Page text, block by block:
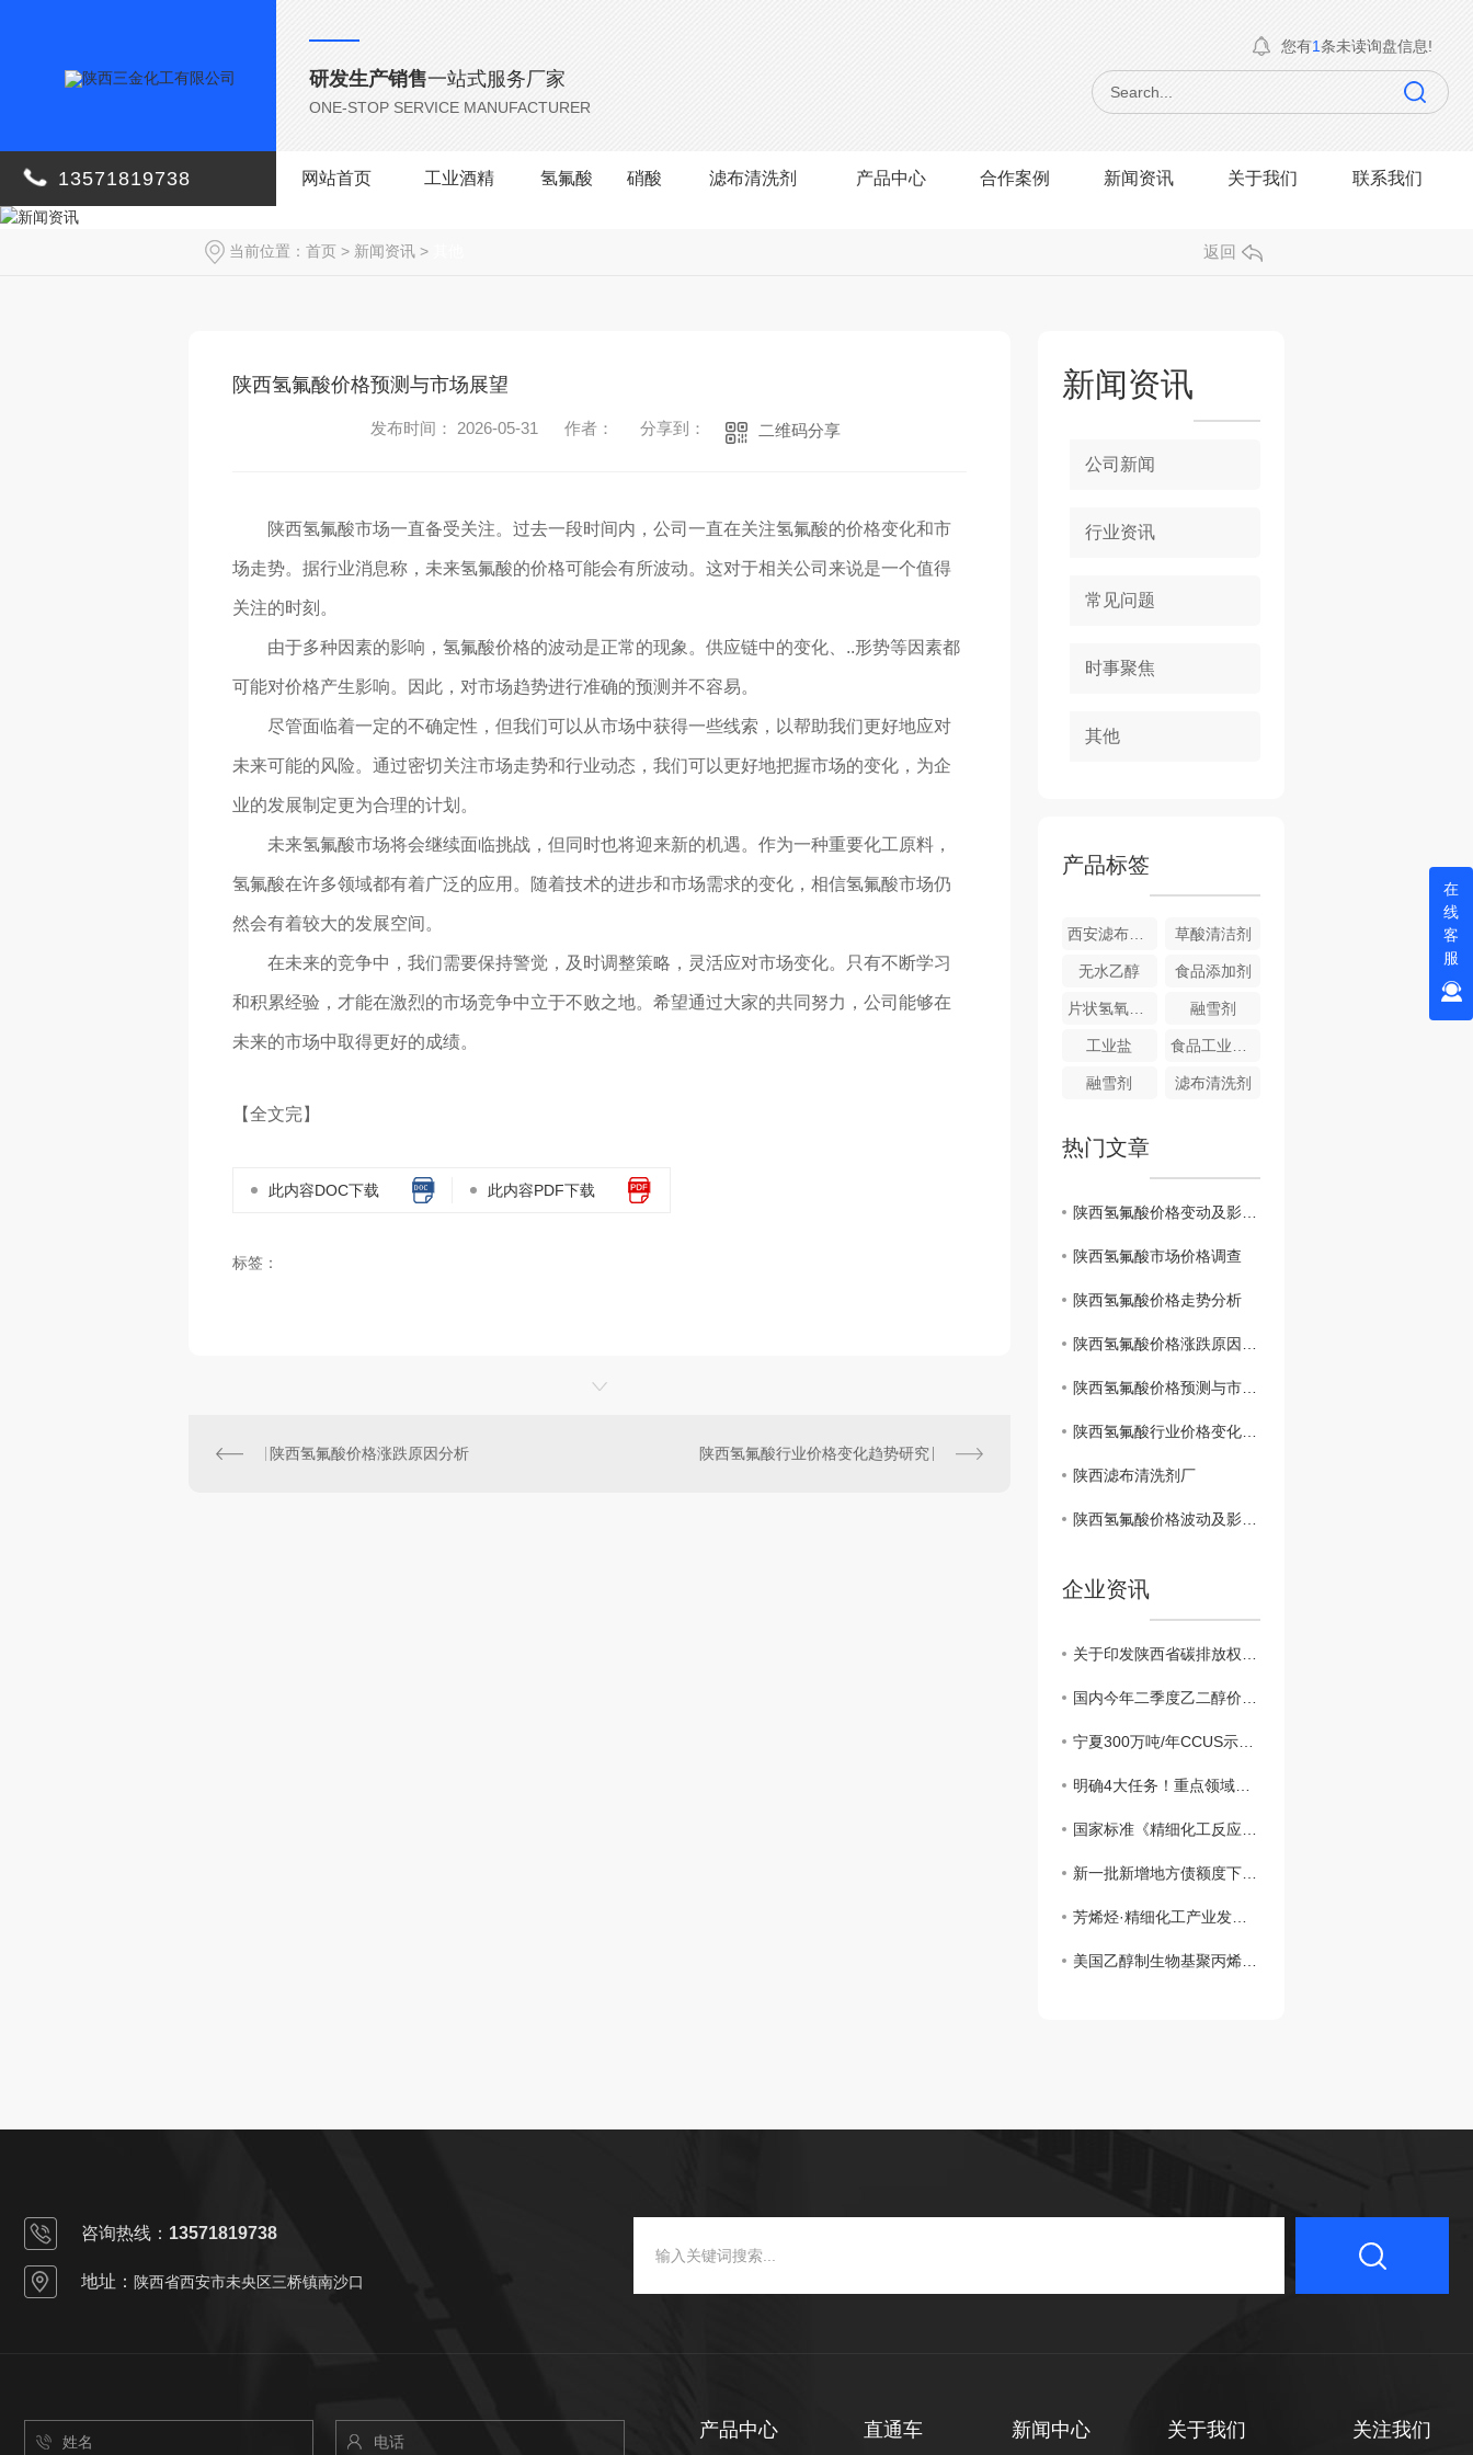
研发生产销售一站式服务厂家
ONE-STOP SERVICE MANUFACTURER
您有1条未读询盘信息!
13571819738 网站首页 工业酒精 氢氟酸 硝酸 滤布清洗剂 产品中心 合作案例 新闻资讯 关于我们 联系我们
当前位置： 首页 > 新闻资讯 > 返回
陕西氢氟酸价格预测与市场展望
发布时间： 2026-05-31 作者： 分享到： 二维码分享
陕西氢氟酸市场一直备受关注。过去一段时间内，公司一直在关注氢氟酸的价格变化和市
场走势。据行业消息称，未来氢氟酸的价格可能会有所波动。这对于相关公司来说是一个值得
关注的时刻。
由于多种因素的影响，氢氟酸价格的波动是正常的现象。供应链中的变化、..形势等因素都
可能对价格产生影响。因此，对市场趋势进行准确的预测并不容易。
尽管面临着一定的不确定性，但我们可以从市场中获得一些线索，以帮助我们更好地应对
未来可能的风险。通过密切关注市场走势和行业动态，我们可以更好地把握市场的变化，为企
业的发展制定更为合理的计划。
未来氢氟酸市场将会继续面临挑战，但同时也将迎来新的机遇。作为一种重要化工原料，
氢氟酸在许多领域都有着广泛的应用。随着技术的进步和市场需求的变化，相信氢氟酸市场仍
然会有着较大的发展空间。
在未来的竞争中，我们需要保持警觉，及时调整策略，灵活应对市场变化。只有不断学习
和积累经验，才能在激烈的市场竞争中立于不败之地。希望通过大家的共同努力，公司能够在
未来的市场中取得更好的成绩。
【全文完】
此内容DOC下载 此内容PDF下载
标签：
陕西氢氟酸价格涨跌原因分析 陕西氢氟酸行业价格变化趋势研究
新闻资讯
公司新闻
行业资讯
常见问题
时事聚焦
其他
产品标签
西安滤布清洗剂 草酸清洁剂
无水乙醇 食品添加剂
片状氢氧化钠 融雪剂
工业盐 食品工业碱性清洗剂
融雪剂 滤布清洗剂
热门文章
陕西氢氟酸价格变动及影响因素
陕西氢氟酸市场价格调查
陕西氢氟酸价格走势分析
陕西氢氟酸价格涨跌原因分析
陕西氢氟酸价格预测与市场展望
陕西氢氟酸行业价格变化趋势研究
陕西滤布清洗剂厂
陕西氢氟酸价格波动及影响因素解析
企业资讯
关于印发陕西省碳排放权交易管理实施细则（试行）的通知（有效）
国内今年二季度乙二醇价格小幅上涨
宁夏300万吨/年CCUS示范项目..开工建设
明确4大任务！重点领域节能降碳工作现场会召开
国家标准《精细化工反应 风险评估规范》发布实施
新一批新增地方债额度下达 重大项目将加快落地
芳烯烃·精细化工产业发展大会在辽阳召开
美国乙醇制生物基聚丙烯市场悄然升温
咨询热线： 13571819738
地址： 陕西省西安市未央区三桥镇南沙口
产品中心 直通车 新闻中心 关于我们 关注我们
在
线
客
服